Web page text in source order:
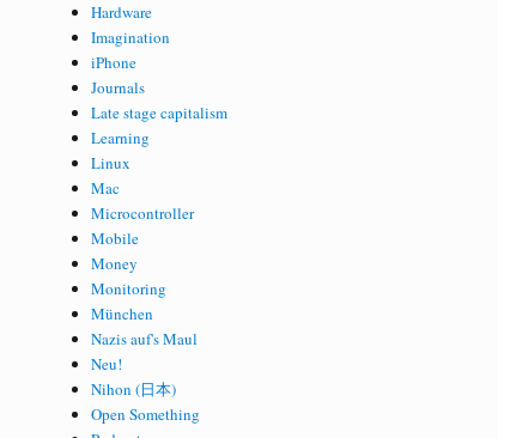
Hardware
Imagination
iPhone
Journals
Late stage capitalism
Learning
Linux
Mac
Microcontroller
Mobile
Money
Monitoring
München
Nazis auf's Maul
Neu!
Nihon (日本)
Open Something